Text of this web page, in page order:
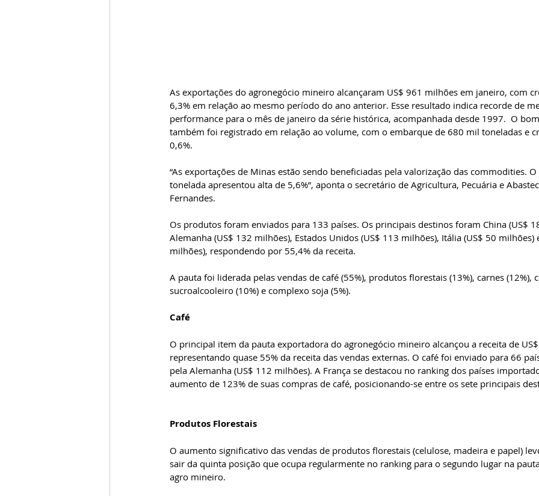
As exportações do agronegócio mineiro alcançaram US$ 961 milhões em janeiro, com
6,3% em relação ao mesmo período do ano anterior. Esse resultado indica recorde de
performance para o mês de janeiro da série histórica, acompanhada desde 1997.  O
também foi registrado em relação ao volume, com o embarque de 680 mil toneladas e
0,6%.
“As exportações de Minas estão sendo beneficiadas pela valorização das commodities.
tonelada apresentou alta de 5,6%”, aponta o secretário de Agricultura, Pecuária e
Fernandes.
Os produtos foram enviados para 133 países. Os principais destinos foram China (US$
Alemanha (US$ 132 milhões), Estados Unidos (US$ 113 milhões), Itália (US$ 50 milhões)
milhões), respondendo por 55,4% da receita.
A pauta foi liderada pelas vendas de café (55%), produtos florestais (13%), carnes (12%),
sucroalcooleiro (10%) e complexo soja (5%).
Café
O principal item da pauta exportadora do agronegócio mineiro alcançou a receita de
representando quase 55% da receita das vendas externas. O café foi enviado para 66
pela Alemanha (US$ 112 milhões). A França se destacou no ranking dos países
aumento de 123% de suas compras de café, posicionando-se entre os sete principais
Produtos Florestais
O aumento significativo das vendas de produtos florestais (celulose, madeira e papel)
sair da quinta posição que ocupa regularmente no ranking para o segundo lugar na
agro mineiro.